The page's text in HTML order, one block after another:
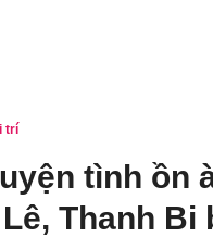
trí
tình ồn
Thanh Bi